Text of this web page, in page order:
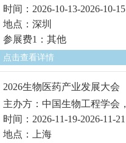
时间：2026-10-13-2026-10-15
地点：深圳
参展费1：其他
点击查看详情
2026生物医药产业发展大会
主办方：中国生物工程学会
时间：2026-11-19-2026-11-21
地点：上海